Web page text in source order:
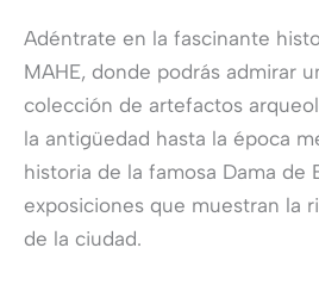
Adéntrate en la fascinante
MAHE, donde podrás admirar
colección de artefactos
la antigüedad hasta la época
historia de la famosa Dama de
exposiciones que muestran la
de la ciudad.